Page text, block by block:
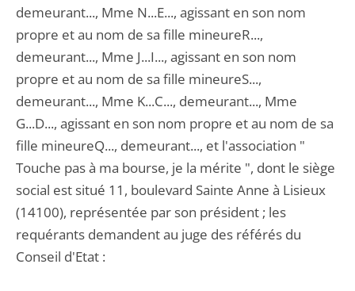
demeurant..., Mme N...E..., agissant en son nom
propre et au nom de sa fille mineureR...,
demeurant..., Mme J...I..., agissant en son nom
propre et au nom de sa fille mineureS...,
demeurant..., Mme K...C..., demeurant..., Mme
G...D..., agissant en son nom propre et au nom de sa
fille mineureQ..., demeurant..., et l'association "
Touche pas à ma bourse, je la mérite ", dont le siège
social est situé 11, boulevard Sainte Anne à Lisieux
(14100), représentée par son président ; les
requérants demandent au juge des référés du
Conseil d'Etat :